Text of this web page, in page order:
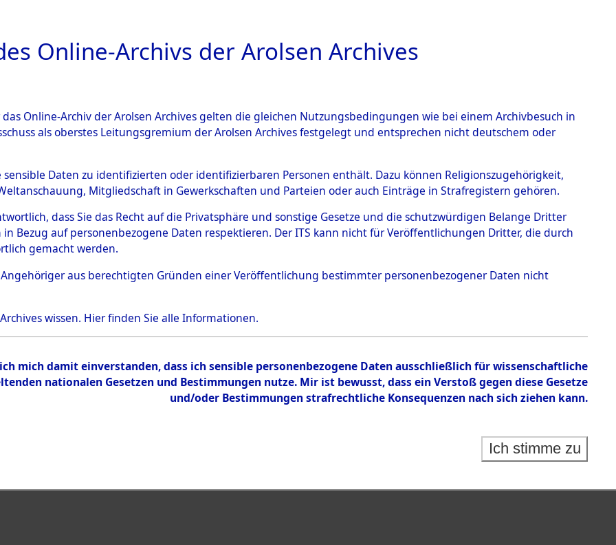
ARCHIVALE ÜBERSICHT BILD
0038 (108592652)
Person UNBEKANNT
Bestand
Online-Archivs der Arolsen Archives
Online-Archiv der Arolsen Archives gelten die gleichen Nutzungsbedingungen wie bei einem Archivbesuch in
als oberstes Leitungsgremium der Arolsen Archives festgelegt und entsprechen nicht deutschem oder
sensible Daten zu identifizierten oder identifizierbaren Personen enthält. Dazu können Religionszugehörigkeit,
Mitgliedschaft in Gewerkschaften und Parteien oder auch Einträge in Strafregistern gehören.
dass Sie das Recht auf die Privatsphäre und sonstige Gesetze und die schutzwürdigen Belange Dritter
Bezug auf personenbezogene Daten respektieren. Der ITS kann nicht für Veröffentlichungen Dritter, die durch
gemacht werden.
Angehöriger aus berechtigten Gründen einer Veröffentlichung bestimmter personenbezogener Daten nicht
wissen. Hierfinden Sie alle Informationen.
mich damit einverstanden, dass ich sensible personenbezogene Daten ausschließlich für wissenschaftliche
nationalen Gesetzen und Bestimmungen nutze. Mir ist bewusst, dass ein Verstoß gegen diese Gesetze
und/oder Bestimmungen strafrechtliche Konsequenzen nach sich ziehen kann.
Ich stimme zu